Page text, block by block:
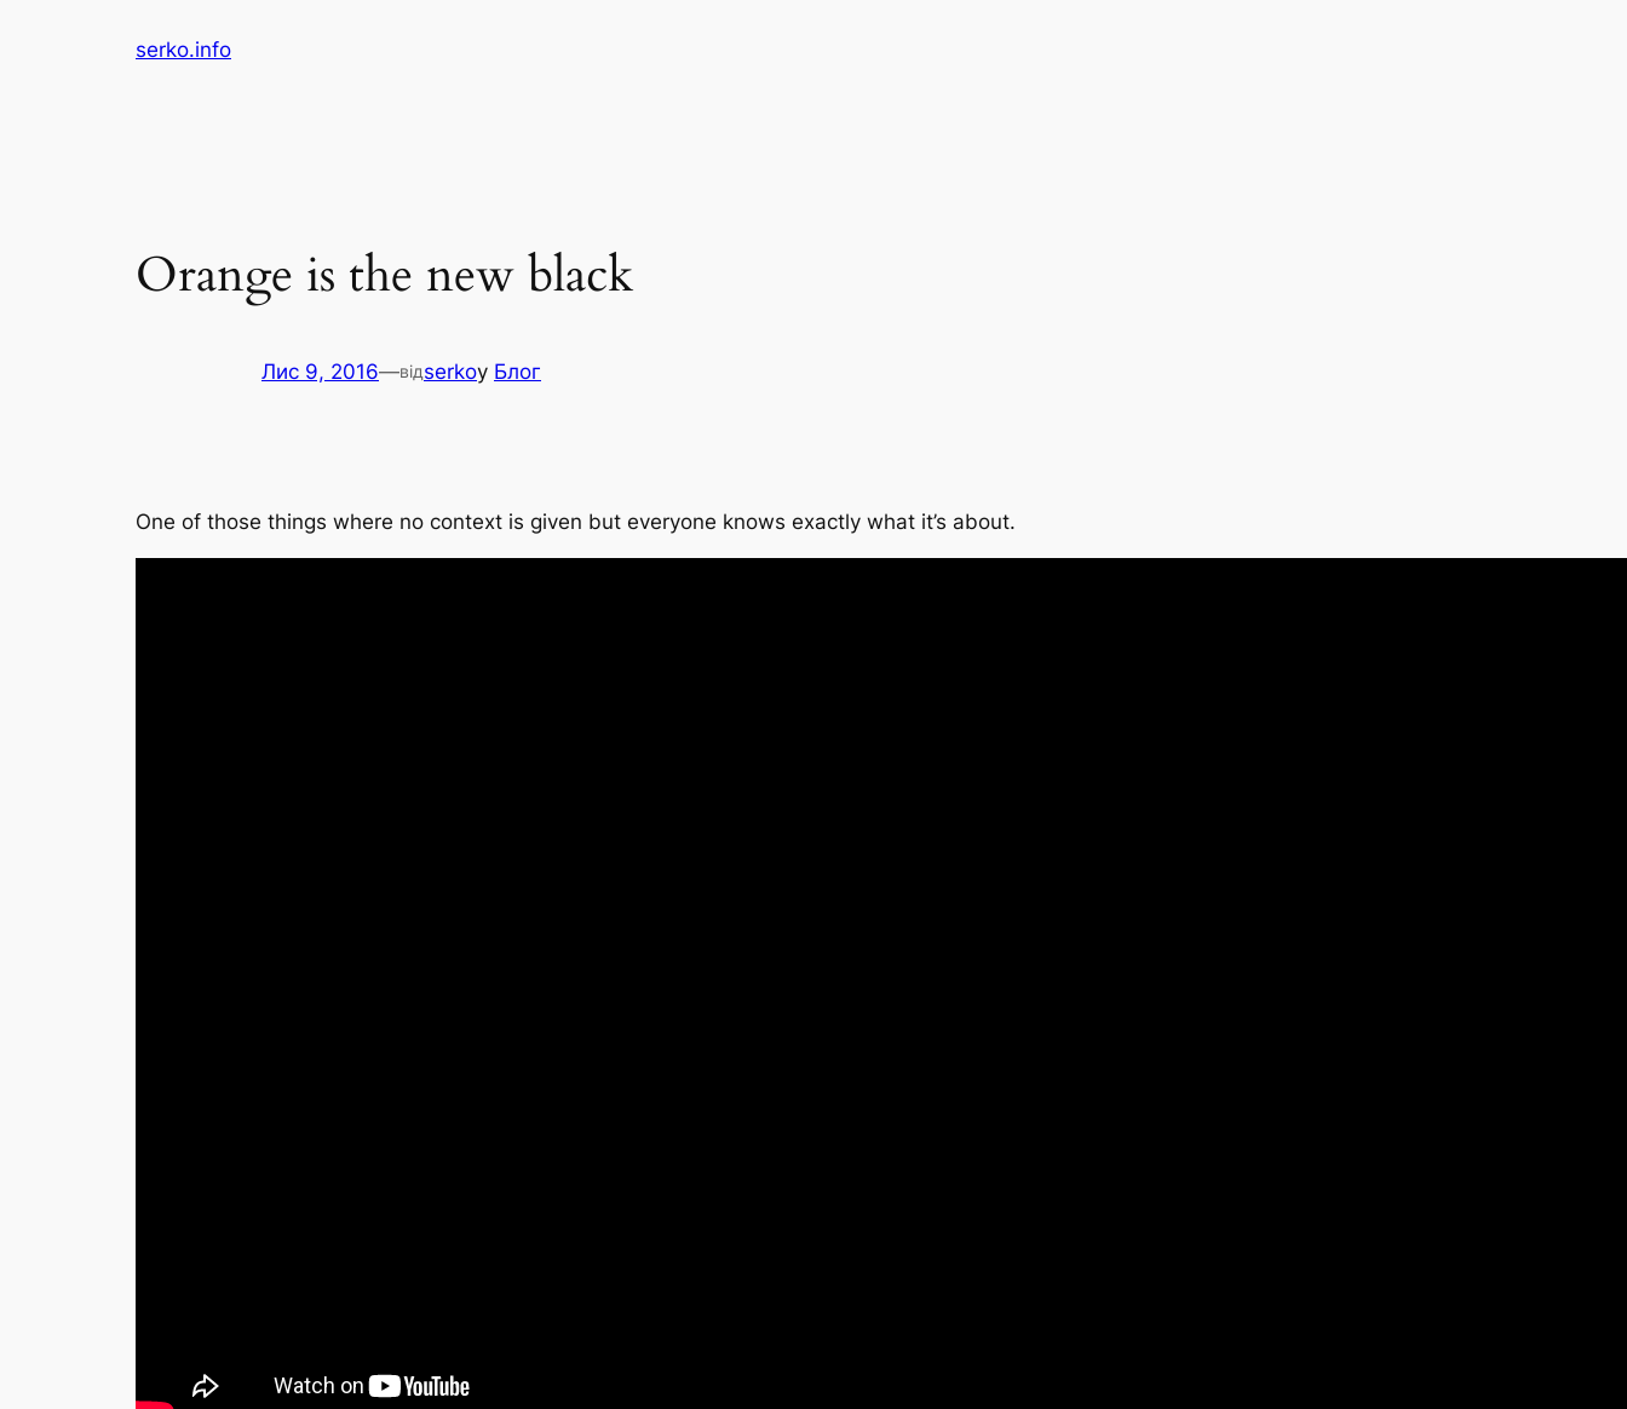
serko.info
Orange is the new black
Лис 9, 2016—відserkoу Блог
One of those things where no context is given but everyone knows exactly what it’s about.